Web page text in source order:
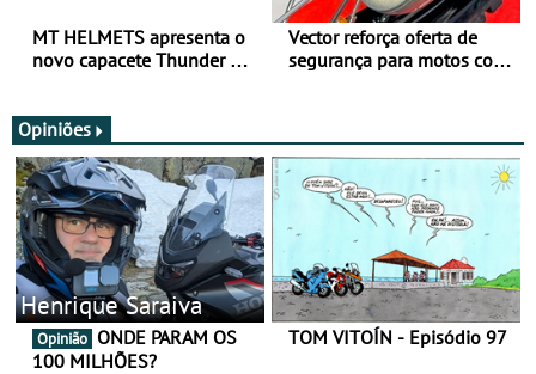
MT HELMETS apresenta o
novo capacete Thunder 4 R
Vector reforça oferta de
segurança para motos com
Opiniões
Henrique Saraiva
Opinião
100 MILHÕES?
TOM VITOÍN - Episódio 97